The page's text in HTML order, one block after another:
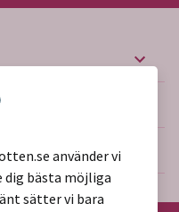
kakor
använder vi
dig bästa möjliga
sätter vi bara